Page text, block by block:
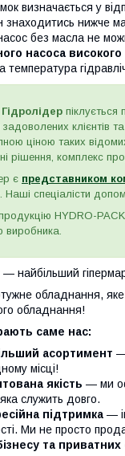
визначається у
знаходитись нижче
без масла не
насоса високого
температура
Гідролідер піклується
клієнтів
ціною таких
рішення, комплекс
є представником
Наші спеціалісти
HYDRO-PACK
виробника.
— найбільший
обладнання,
обладнання!
саме нас:
асортимент —
місці!
якість — ми
яка служить довго.
підтримка —
Ми не просто
та приватних